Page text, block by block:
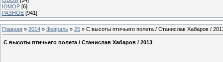
ЮМОР [6]
РАЗНОЕ [941]
Главная » 2014 » Февраль » 25 » С высоты птичьего полета / Станислав Хабаров /
С высоты птичьего полета / Станислав Хабаров / 2013